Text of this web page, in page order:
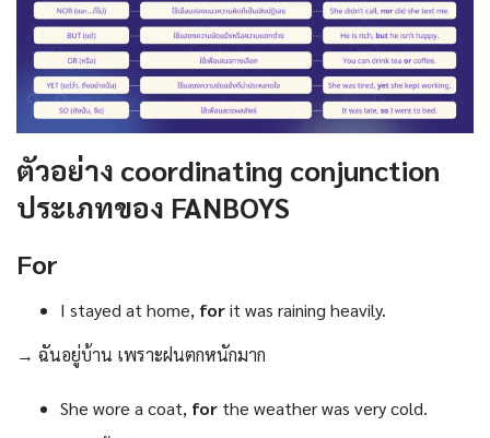
ตัวอย่าง coordinating conjunction
ประเภทของ FANBOYS
For
I stayed at home, forit was raining heavily.
→ ฉันอยู่บ้าน เพราะฝนตกหนักมาก
She wore a coat, for the weather was very cold.